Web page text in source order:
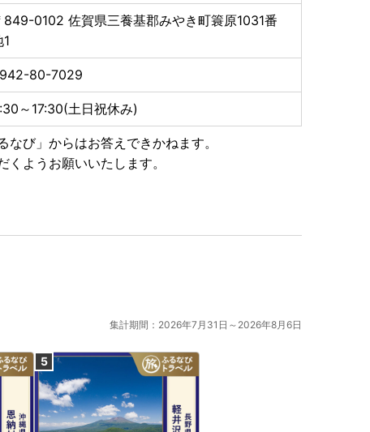
。あらかじめご了承ください。
ップ特例申請書）の送付について ■
と合わせて期限内に下記へご郵送下さい。
849-0102 佐賀県三養基郡みやき町簑原1031番
80-7029
～17:30(土日祝休み)
び」からはお答えできかねます。
ようお願いいたします。
集計期間：2026年7月31日～2026年8月6日